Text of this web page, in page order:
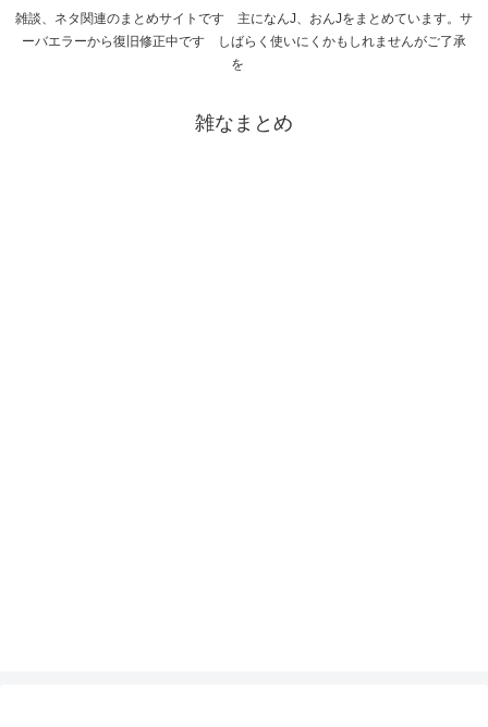
雑談、ネタ関連のまとめサイトです 主になんJ、おんJをまとめています。サ
ーバエラーから復旧修正中です しばらく使いにくかもしれませんがご了承
を
雑なまとめ